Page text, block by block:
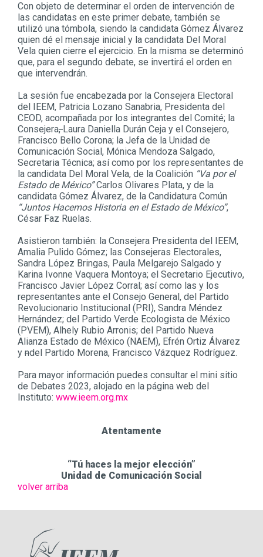
Con objeto de determinar el orden de intervención de
las candidatas en este primer debate, también se
utilizó una tómbola, siendo la candidata Gómez Álvarez
quien dé el mensaje inicial y la candidata Del Moral
Vela quien cierre el ejercicio. En la misma se determinó
que, para el segundo debate, se invertirá el orden en
que intervendrán.
La sesión fue encabezada por la Consejera Electoral
del IEEM, Patricia Lozano Sanabria, Presidenta del
CEOD, acompañada por los integrantes del Comité; la
Consejera,Laura Daniella Durán Ceja y el Consejero,
Francisco Bello Corona; la Jefa de la Unidad de
Comunicación Social, Mónica Mendoza Salgado,
Secretaria Técnica; así como por los representantes de
la candidata Del Moral Vela, de la Coalición “Va por el
Estado de México”Carlos Olivares Plata, y de la
candidata Gómez Álvarez, de la Candidatura Común
“Juntos Hacemos Historia en el Estado de México”,
César Faz Ruelas.
Asistieron también: la Consejera Presidenta del IEEM,
Amalia Pulido Gómez; las Consejeras Electorales,
Sandra López Bringas, Paula Melgarejo Salgado y
Karina Ivonne Vaquera Montoya; el Secretario Ejecutivo,
Francisco Javier López Corral; así como las y los
representantes ante el Consejo General, del Partido
Revolucionario Institucional (PRI), Sandra Méndez
Hernández; del Partido Verde Ecologista de México
(PVEM), Alhely Rubio Arronis; del Partido Nueva
Alianza Estado de México (NAEM), Efrén Ortiz Álvarez
y ndel Partido Morena, Francisco Vázquez Rodríguez.
Para mayor información puedes consultar el mini sitio
de Debates 2023, alojado en la página web del
Instituto: www.ieem.org.mx
Atentamente
“Tú haces la mejor elección”
Unidad de Comunicación Social
volver arriba